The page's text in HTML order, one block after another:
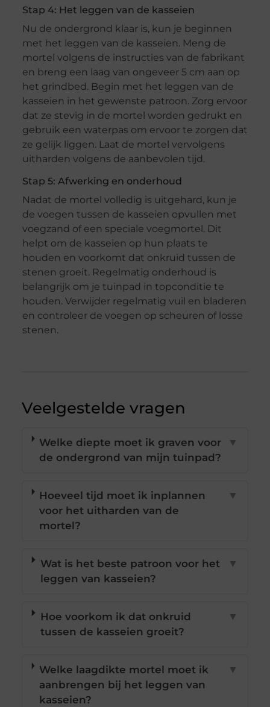
Stap 4: Het leggen van de kasseien
Nu de ondergrond klaar is, kun je beginnen
met het leggen van de kasseien. Meng de
mortel volgens de instructies van de fabrikant
en breng een laag van ongeveer 5 cm aan op
het grindbed. Begin met het leggen van de
kasseien in het gewenste patroon. Zorg ervoor
dat ze stevig in de mortel worden gedrukt en
gebruik een waterpas om ervoor te zorgen dat
ze gelijk liggen. Laat de mortel vervolgens
uitharden volgens de aanbevolen tijd.
Stap 5: Afwerking en onderhoud
Nadat de mortel volledig is uitgehard, kun je
de voegen tussen de kasseien opvullen met
voegzand of een speciale voegmortel. Dit
helpt om de kasseien op hun plaats te
houden en voorkomt dat onkruid tussen de
stenen groeit. Regelmatig onderhoud is
belangrijk om je tuinpad in topconditie te
houden. Verwijder regelmatig vuil en bladeren
en controleer de voegen op scheuren of losse
stenen.
Veelgestelde vragen
Welke diepte moet ik graven voor
de ondergrond van mijn tuinpad?
▼
Hoeveel tijd moet ik inplannen
voor het uitharden van de
mortel?
▼
Wat is het beste patroon voor het
leggen van kasseien?
▼
Hoe voorkom ik dat onkruid
tussen de kasseien groeit?
▼
Welke laagdikte mortel moet ik
aanbrengen bij het leggen van
kasseien?
▼